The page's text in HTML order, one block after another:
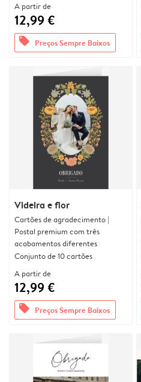
A partir de
12,99 €
offers Preços Sempre Baixos
Videira e flor
Cartões de agradecimento |
Postal premium com três
acabamentos diferentes
Conjunto de 10 cartões
A partir de
12,99 €
offers Preços Sempre Baixos